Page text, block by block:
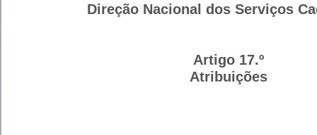
Direção Nacional dos Serviços
Artigo 17.º
Atribuições